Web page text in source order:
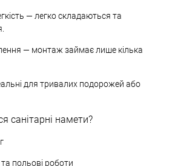
— легко складаються та
— монтаж займає лише кілька
для тривалих подорожей або
санітарні намети?
польові роботи